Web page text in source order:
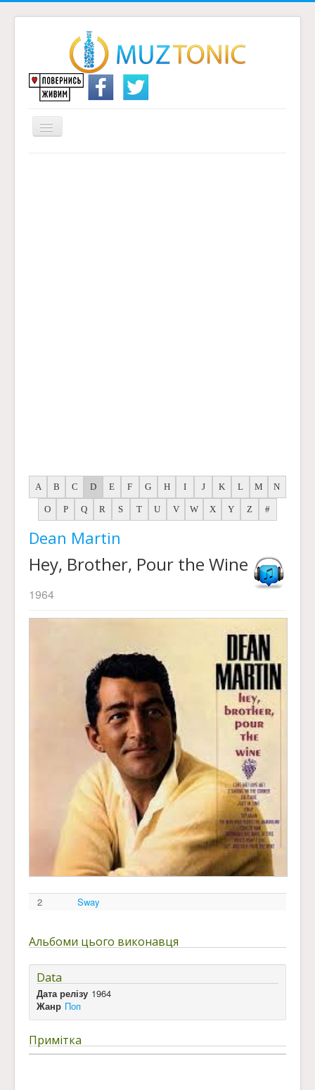
Перемикач
навігації
A B C D E F G H I J K L M N
O P Q R S T U V W X Y Z #
Dean Martin
Hey, Brother, Pour the Wine
1964
2 Sway
Альбоми цього виконавця
Data
Дата релізу 1964
Жанр Поп
Примітка